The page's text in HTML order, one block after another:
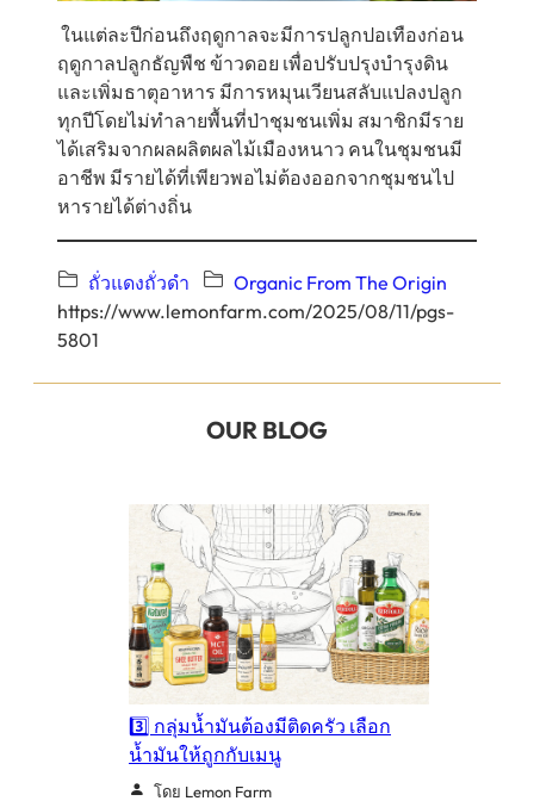
ในแต่ละปีก่อนถึงฤดูกาลจะมีการปลูกปอเทืองก่อน
ฤดูกาลปลูกธัญพืช ข้าวดอย เพื่อปรับปรุงบำรุงดิน
และเพิ่มธาตุอาหาร มีการหมุนเวียนสลับแปลงปลูก
ทุกปีโดยไม่ทำลายพื้นที่ป่าชุมชนเพิ่ม สมาชิกมีราย
ได้เสริมจากผลผลิตผลไม้เมืองหนาว คนในชุมชนมี
อาชีพ มีรายได้ที่เพียวพอไม่ต้องออกจากชุมชนไป
หารายได้ต่างถิ่น
ถั่วแดงถั่วดำ
Organic From The Origin
https://www.lemonfarm.com/2025/08/11/pgs-
5801
OUR BLOG
3️⃣ กลุ่มน้ำมันต้องมีติดครัว เลือก
น้ำมันให้ถูกกับเมนู
โดย Lemon Farm